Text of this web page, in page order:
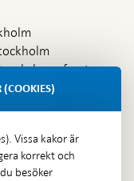
(COOKIES)
Vissa kakor är
korrekt och
besöker